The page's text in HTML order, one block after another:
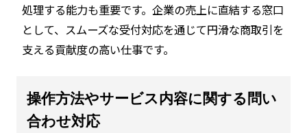
処理する能力も重要です。企業の売上に直結する窓口
として、スムーズな受付対応を通じて円滑な商取引を
支える貢献度の高い仕事です。
操作方法やサービス内容に関する問い
合わせ対応